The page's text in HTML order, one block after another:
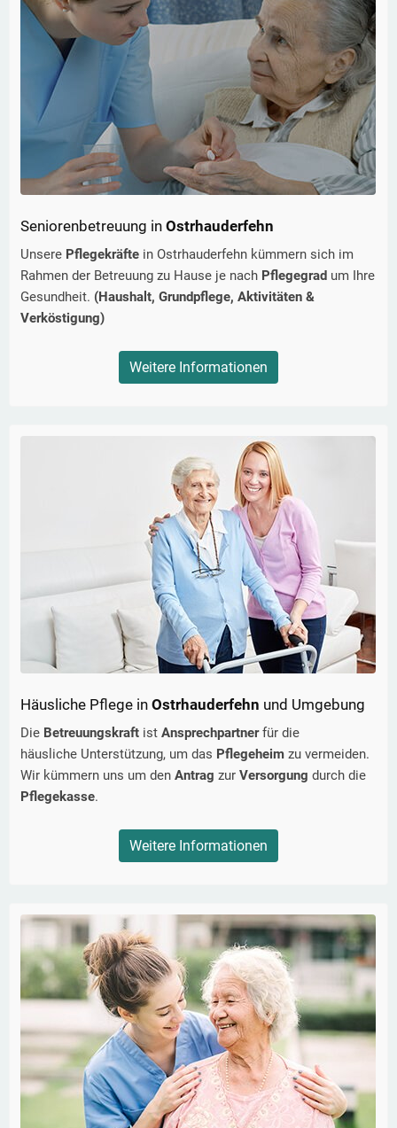
Seniorenbetreuung in Ostrhauderfehn
Unsere Pflegekräfte in Ostrhauderfehn kümmern sich im
Rahmen der Betreuung zu Hause je nach Pflegegrad um Ihre
Gesundheit. (Haushalt, Grundpflege, Aktivitäten &
Verköstigung)
Weitere Informationen
Häusliche Pflege in Ostrhauderfehn und Umgebung
Die Betreuungskraft ist Ansprechpartnerfür die
häusliche Unterstützung, um das Pflegeheim zu vermeiden.
Wir kümmern uns um den Antrag zur Versorgung durch die
Pflegekasse.
Weitere Informationen